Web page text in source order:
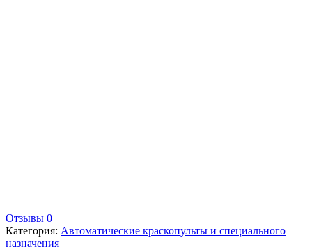
Отзывы 0
Категория: Автоматические краскопульты и специального
назначения